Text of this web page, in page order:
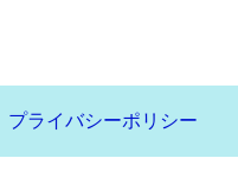
プライバシーポリシー